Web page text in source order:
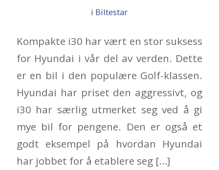
i Biltestar
Kompakte i30 har vært en stor suksess
for Hyundai i vår del av verden. Dette
er en bil i den populære Golf-klassen.
Hyundai har priset den aggressivt, og
i30 har særlig utmerket seg ved å gi
mye bil for pengene. Den er også et
godt eksempel på hvordan Hyundai
har jobbet for å etablere seg […]